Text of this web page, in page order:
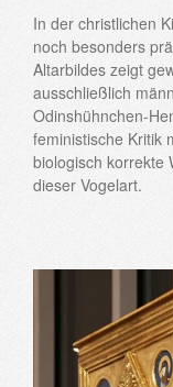
In der christlichen
noch besonders
Altarbildes zeigt
ausschließlich
Odinshühnchen-
feministische Kritik
biologisch korrekte
dieser Vogelart.